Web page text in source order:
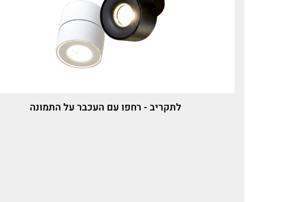
לתקריב - רחפו עם העכבר על התמונה